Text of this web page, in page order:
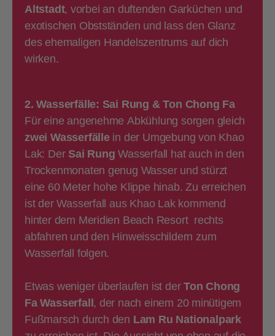
Altstadt, vorbei an duftenden Garküchen und
exotischen Obstständen und lass den Glanz
des ehemaligen Handelszentrums auf dich
wirken.
2. Wasserfälle: Sai Rung & Ton Chong Fa
Für eine angenehme Abkühlung sorgen gleich
zwei Wasserfällein der Umgebung von Khao
Lak: Der Sai Rung Wasserfall hat auch in den
Trockenmonaten genug Wasser und stürzt
eine 60 Meter hohe Klippe hinab. Zu erreichen
ist der Wasserfall aus Khao Lak kommend
hinter dem Meridien Beach Resort rechts
abfahren und den Hinweisschildern zum
Wasserfall folgen.
Etwas weniger überlaufen ist derTon Chong
Fa Wasserfall , der nach einem 20 minütigem
Fußmarsch durch den Lam Ru Nationalpark